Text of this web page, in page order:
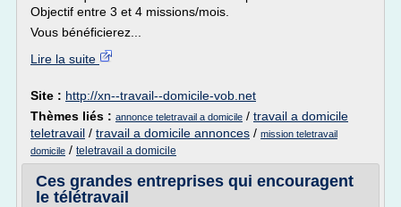
Objectif entre 3 et 4 missions/mois.
Vous bénéficierez...
Lire la suite
Site : http://xn--travail--domicile-vob.net
Thèmes liés : annonce teletravail a domicile / travail a domicile
teletravail / travail a domicile annonces / mission teletravail
domicile / teletravail a domicile
Ces grandes entreprises qui encouragent
le télétravail